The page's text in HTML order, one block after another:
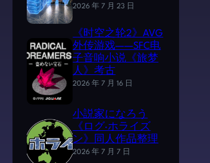
2026 年 7 月 23 日
《时空之轮2》AVG
外传游戏——SFC电
子音响小说《旅梦
人》考古
2026 年 7 月 16 日
小説家になろう
《ログ·ホライズ
ン》同人作品整理
2026 年 7 月 7 日